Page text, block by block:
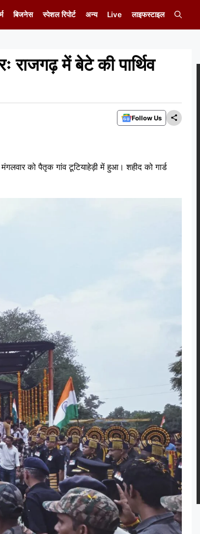
बिजनेस स्पेशल रिपोर्ट अन्य Live लाइफस्टाइल
में बेटे की पार्थिव
Follow Us
को पैतृक गांव टूटियाहेड़ी में हुआ। शहीद को गार्ड